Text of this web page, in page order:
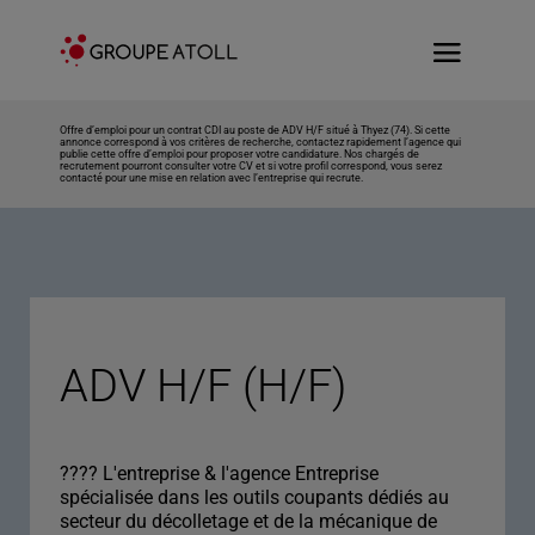
Offre d’emploi pour un contrat CDI au poste de ADV H/F situé à Thyez (74). Si cette
annonce correspond à vos critères de recherche, contactez rapidement l’agence qui
publie cette offre d’emploi pour proposer votre candidature. Nos chargés de
recrutement pourront consulter votre CV et si votre profil correspond, vous serez
contacté pour une mise en relation avec l’entreprise qui recrute.
ADV H/F (H/F)
???? L'entreprise & l'agence Entreprise
spécialisée dans les outils coupants dédiés au
secteur du décolletage et de la mécanique de